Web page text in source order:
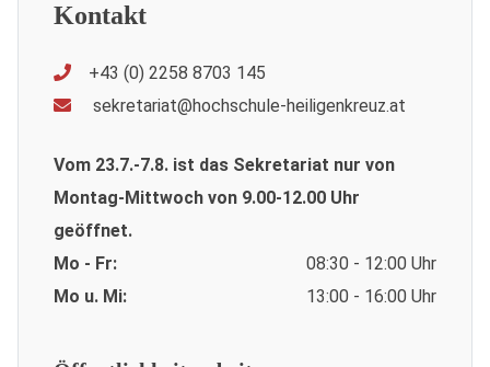
Kontakt
+43 (0) 2258 8703 145
sekretariat@hochschule-heiligenkreuz.at
Vom 23.7.-7.8. ist das Sekretariat nur von
Montag-Mittwoch von 9.00-12.00 Uhr
geöffnet.
Mo - Fr:
08:30 - 12:00 Uhr
Mo u. Mi:
13:00 - 16:00 Uhr